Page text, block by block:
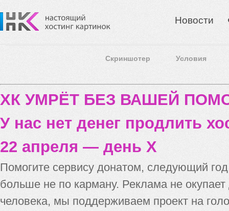
Новости
Скриншотер Условия
ХК УМРЁТ БЕЗ ВАШЕЙ
У нас нет денег продлить
22 апреля — день X
Помогите сервису донатом, следующий
больше не по карману. Реклама не
человека, мы поддерживаем проект на